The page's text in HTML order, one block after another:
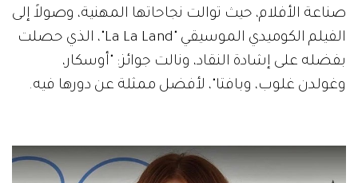
صناعة الأفلام، حيث توالت نجاحاتها المهنية، وصولاً إلى
الفيلم الكوميدي الموسيقي "La La Land"، الذي حصلت
بفضله على إشادة النقاد، ونالت جوائز: "أوسكار،
وغولدن غلوب، وبافتا"، لأفضل ممثلة عن دورها فيه.